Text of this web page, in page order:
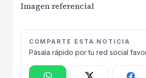
Imagen referencial
COMPARTE ESTA NOTICIA
Pásala rápido por tu red social